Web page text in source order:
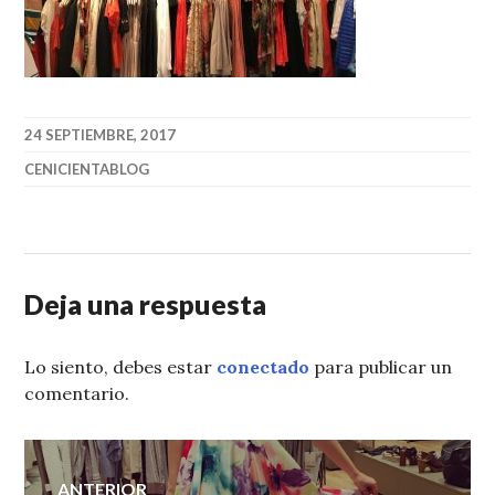
24 SEPTIEMBRE, 2017
CENICIENTABLOG
Deja una respuesta
Lo siento, debes estar conectado para publicar un
comentario.
Navegación
ANTERIOR